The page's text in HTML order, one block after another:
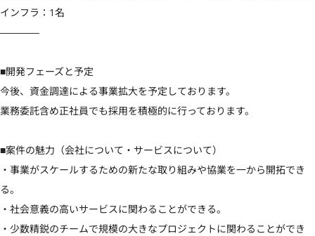
インフラ：1名
――――
■開発フェーズと予定
今後、資金調達による事業拡大を予定しております。
業務委託含め正社員でも採用を積極的に行っております。
■案件の魅力（会社について・サービスについて）
・事業がスケールするための新たな取り組みや協業を一から開拓でき
る。
・社会意義の高いサービスに関わることができる。
・少数精鋭のチームで規模の大きなプロジェクトに関わることができ